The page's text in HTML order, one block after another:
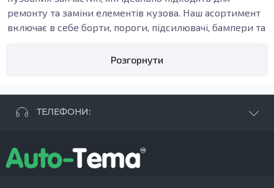
ремонту та заміни елементів кузова. Наш асортимент
включає в себе борти, пороги, підсилювачі, бампери та
Які кузовні деталі можна знайти
вам у процесі відновлення після ДТП або заміни
корозійних частин. Це важливі компоненти, які
надійність його експлуатації. Наприклад, внутрішні
пороги – це елемент, від якого залежить стійкість
Розгорнути
ТЕЛЕФОНИ:
+38 096 250 84 38
+38 099 657 61 50